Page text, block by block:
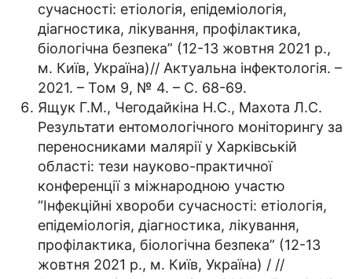
сучасності: етіологія, епідеміологія,
діагностика, лікування, профілактика,
біологічна безпека” (12-13 жовтня 2021 р.,
м. Київ, Україна)// Актуальна інфектологія. –
2021. – Том 9, № 4. – С. 68-69.
Ящук Г.М., Чегодайкіна Н.С., Махота Л.С.
Результати ентомологічного моніторингу за
переносниками малярії у Харківській
області: тези науково-практичної
конференції з міжнародною участю
“Інфекційні хвороби сучасності: етіологія,
епідеміологія, діагностика, лікування,
профілактика, біологічна безпека” (12-13
жовтня 2021 р., м. Київ, Україна) / //